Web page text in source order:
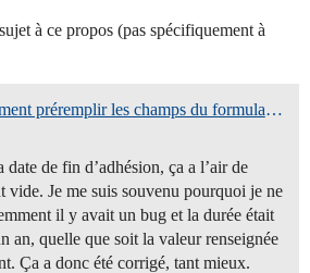
à ce propos (pas spécifiquement à
Adhérents - Comment préremplir les champs du formulaire de cotisation ("nouvelle adhésion")
de fin d’adhésion, ça a l’air de
vide. Je me suis souvenu pourquoi je ne
il y avait un bug et la durée était
an, quelle que soit la valeur renseignée
Ça a donc été corrigé, tant mieux.